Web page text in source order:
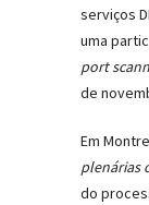
serviços
uma
port
de
Em
plenárias
do